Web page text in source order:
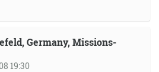
Germany, Missions-
19:30